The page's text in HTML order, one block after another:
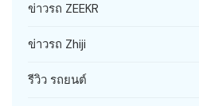
ข่าวรถ ZEEKR
ข่าวรถ Zhiji
รีวิว รถยนต์